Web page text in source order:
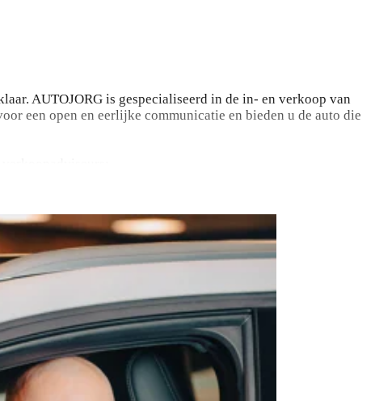
AUTOJORG is gespecialiseerd in de in- en verkoop van
een open en eerlijke communicatie en bieden u de auto die
en AutoJorg Premium Plus Pakket optioneel.